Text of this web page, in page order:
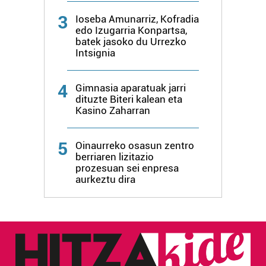
Lortu zure datu pertsonalak prozesatzeko moduari
buruzko informazio gehiago eta ezarri zure lehentasunak
datuen atalean. Edozein unetan alda edo ken dezakezu
zure baimena Cookieen adierazpenean.
fitxategiak erabiltzen ditu. Zure esperientzia eta
zerbitzuak hobetzeko asmoz, cookie teknologiaz
3
Ioseba Amunarriz, Kofradia
edo Izugarria Konpartsa,
batek jasoko du Urrezko
Intsignia
4
Gimnasia aparatuak jarri
dituzte Biteri kalean eta
Kasino Zaharran
5
Oinaurreko osasun zentro
berriaren lizitazio
prozesuan sei enpresa
aurkeztu dira